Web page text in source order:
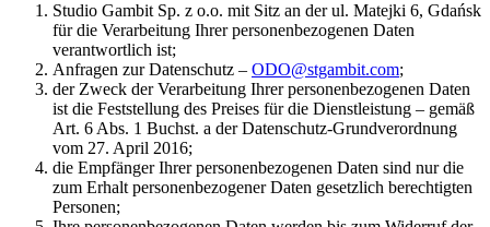
Studio Gambit Sp. z o.o. mit Sitz an der ul. Matejki 6, Gdańsk
für die Verarbeitung Ihrer personenbezogenen Daten
verantwortlich ist;
Anfragen zur Datenschutz – ODO@stgambit.com;
der Zweck der Verarbeitung Ihrer personenbezogenen Daten
ist die Feststellung des Preises für die Dienstleistung – gemäß
Art. 6 Abs. 1 Buchst. a der Datenschutz-Grundverordnung
vom 27. April 2016;
die Empfänger Ihrer personenbezogenen Daten sind nur die
zum Erhalt personenbezogener Daten gesetzlich berechtigten
Personen;